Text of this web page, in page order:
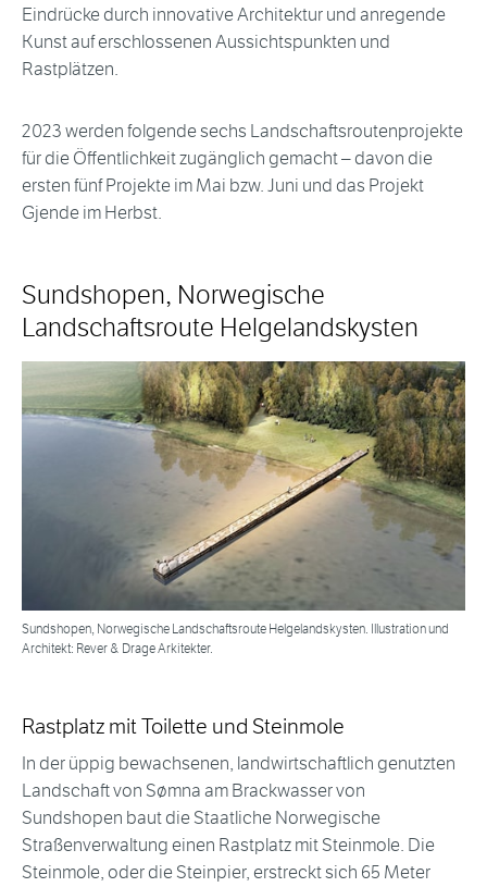
Eindrücke durch innovative Architektur und anregende
Kunst auf erschlossenen Aussichtspunkten und
Rastplätzen.
2023 werden folgende sechs Landschaftsroutenprojekte
für die Öffentlichkeit zugänglich gemacht – davon die
ersten fünf Projekte im Mai bzw. Juni und das Projekt
Gjende im Herbst.
Sundshopen, Norwegische
Landschaftsroute Helgelandskysten
Sundshopen, Norwegische Landschaftsroute Helgelandskysten. Illustration und
Architekt: Rever & Drage Arkitekter.
Rastplatz mit Toilette und Steinmole
In der üppig bewachsenen, landwirtschaftlich genutzten
Landschaft von Sømna am Brackwasser von
Sundshopen baut die Staatliche Norwegische
Straßenverwaltung einen Rastplatz mit Steinmole. Die
Steinmole, oder die Steinpier, erstreckt sich 65 Meter